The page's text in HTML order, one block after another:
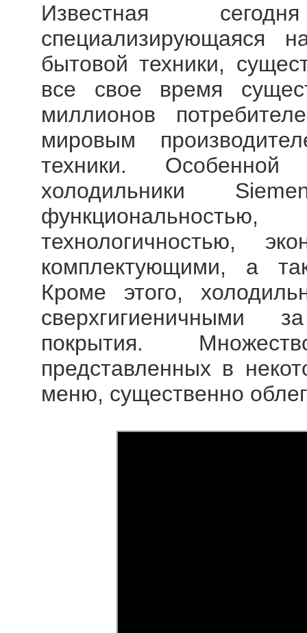
Известная
специализирующаяся
бытовой техники,
все свое время
миллионов
мировым
техники. Особенной
холодильники
технологичностью,
комплектующими, а
Кроме этого,
сверхгигиеничными
покрытия.
представленных в
меню, существенно